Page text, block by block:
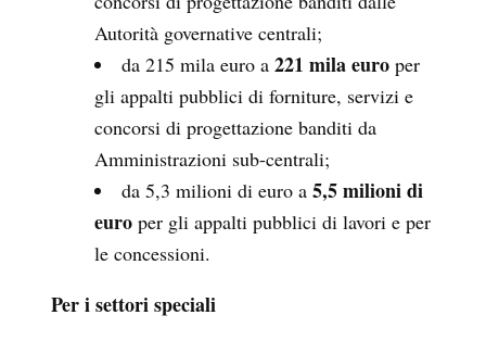
Autorità governative centrali;
da 215 mila euro a 221 mila euro per
gli appalti pubblici di forniture, servizi e
concorsi di progettazione banditi da
Amministrazioni sub-centrali;
da 5,3 milioni di euro a 5,5 milioni di
euro per gli appalti pubblici di lavori e per
le concessioni.
Per i settori speciali